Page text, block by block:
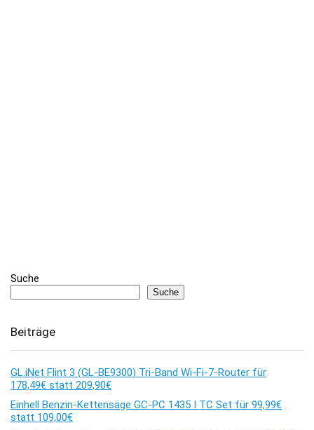
Suche
Suche
Beiträge
GL.iNet Flint 3 (GL-BE9300) Tri-Band Wi-Fi-7-Router für
178,49€ statt 209,90€
Einhell Benzin-Kettensäge GC-PC 1435 I TC Set für 99,99€
statt 109,00€